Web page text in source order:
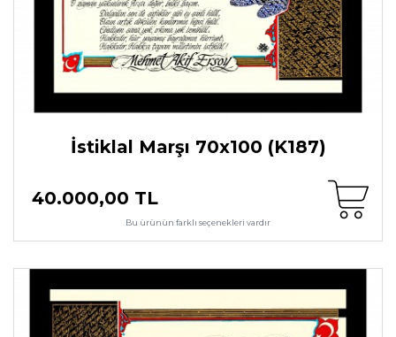
İstiklal Marşı 70x100 (K187)
40.000,00 TL
Bu ürünün farklı seçenekleri vardır